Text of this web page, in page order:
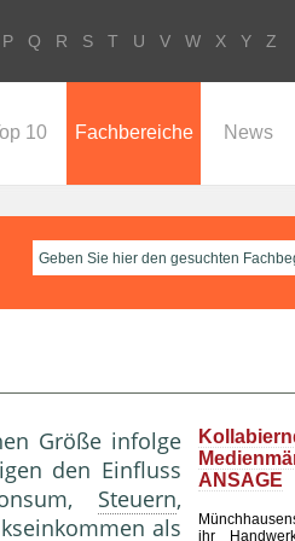
P Q R S T U V W X Y Z
10 Fachbereiche News
Größe infolge
den Einfluss
Steuern,
als
ANSAGE
ihr